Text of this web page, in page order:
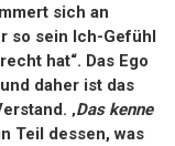
sich an
so sein Ich-Gefühl
hat“. Das Ego
daher ist das
‚Das kenne
Teil dessen, was